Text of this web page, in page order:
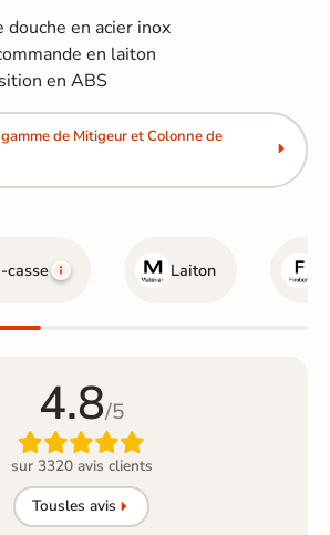
en acier inox
en laiton
en ABS
de Mitigeur et Colonne de
casse Laiton
4.8/5

sur 3320 avis clients
Tousles avis